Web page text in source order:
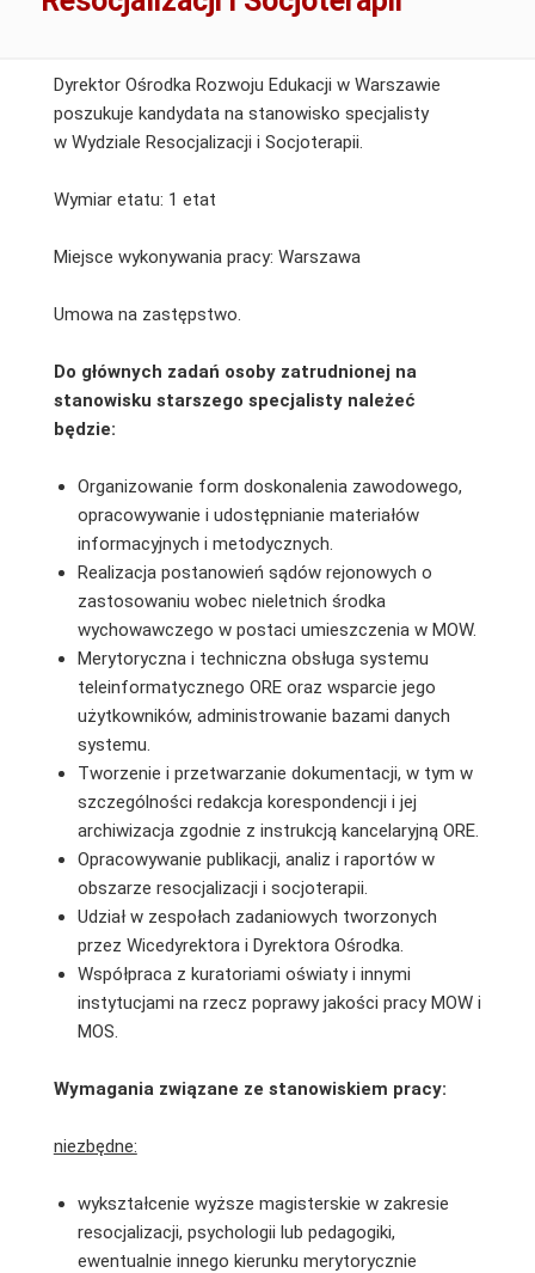
Dyrektor Ośrodka Rozwoju Edukacji w Warszawie
poszukuje kandydata na stanowisko specjalisty
w Wydziale Resocjalizacji i Socjoterapii.
Wymiar etatu: 1 etat
Miejsce wykonywania pracy: Warszawa
Umowa na zastępstwo.
Do głównych zadań osoby zatrudnionej na
stanowisku starszego specjalisty należeć
będzie:
Organizowanie form doskonalenia zawodowego,
opracowywanie i udostępnianie materiałów
informacyjnych i metodycznych.
Realizacja postanowień sądów rejonowych o
zastosowaniu wobec nieletnich środka
wychowawczego w postaci umieszczenia w MOW.
Merytoryczna i techniczna obsługa systemu
teleinformatycznego ORE oraz wsparcie jego
użytkowników, administrowanie bazami danych
systemu.
Tworzenie i przetwarzanie dokumentacji, w tym w
szczególności redakcja korespondencji i jej
archiwizacja zgodnie z instrukcją kancelaryjną ORE.
Opracowywanie publikacji, analiz i raportów w
obszarze resocjalizacji i socjoterapii.
Udział w zespołach zadaniowych tworzonych
przez Wicedyrektora i Dyrektora Ośrodka.
Współpraca z kuratoriami oświaty i innymi
instytucjami na rzecz poprawy jakości pracy MOW i
MOS.
Wymagania związane ze stanowiskiem pracy:
niezbędne:
wykształcenie wyższe magisterskie w zakresie
resocjalizacji, psychologii lub pedagogiki,
ewentualnie innego kierunku merytorycznie